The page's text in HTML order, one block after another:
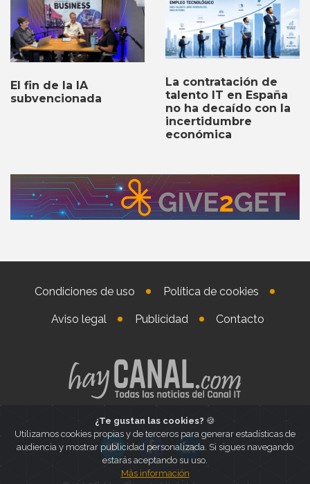
El fin de la IA
subvencionada
La contratación de
talento IT en España
no ha decaído con la
incertidumbre
económica
Condiciones de uso Política de cookies
Aviso legal Publicidad Contacto
¿Te gustan las cookies? 🍪
Utilizamos cookies propias y de terceros para generar estadísticas de
audiencia y mostrar publicidad personalizada. Si sigues navegando
estarás aceptando su uso.
Más información